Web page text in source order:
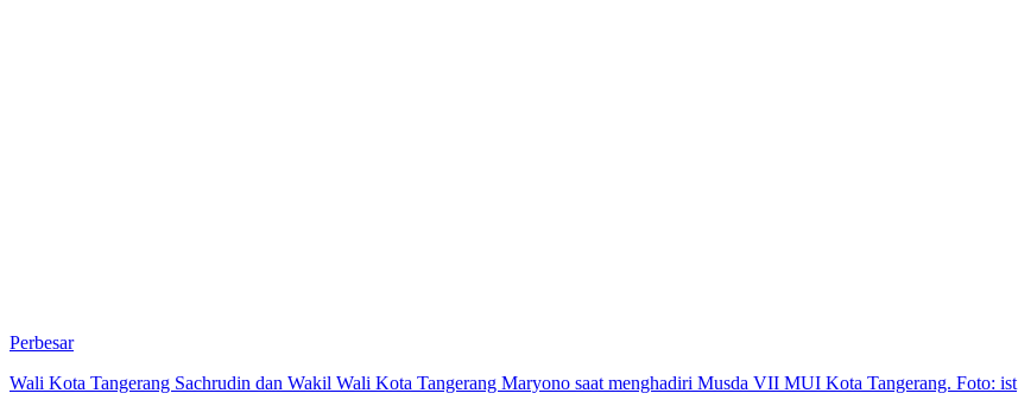
Perbesar
Wali Kota Tangerang Sachrudin dan Wakil Wali Kota Tangerang Maryono saat menghadiri Musda VII MUI Kota Tangerang. Foto: ist